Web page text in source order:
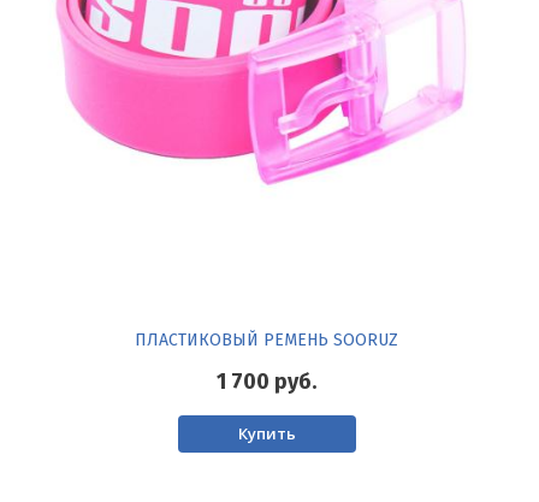
ПЛАСТИКОВЫЙ РЕМЕНЬ SOORUZ
1 700 руб.
Купить